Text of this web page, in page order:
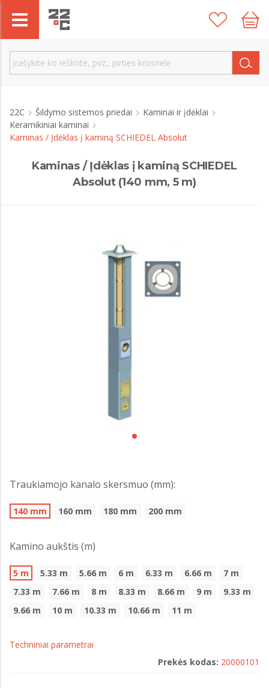
22C Šildymo sistemos priedai
Kaminai ir įdėklai
Keramikiniai kaminai
Kaminas / Įdėklas į kaminą SCHIEDEL Absolut
Kaminas / Įdėklas į kaminą SCHIEDEL
Absolut (140 mm, 5 m)
Traukiamojo kanalo skersmuo (mm):
140 mm 160 mm 180 mm 200 mm
Kamino aukštis (m)
5 m 5.33 m 5.66 m 6 m 6.33 m 6.66 m
7 m
7.33 m
7.66 m 8 m 8.33 m 8.66 m 9 m
9.33 m
9.66 m
10 m 10.33 m 10.66 m 11 m
Techniniai parametrai
Prekės kodas: 20000101